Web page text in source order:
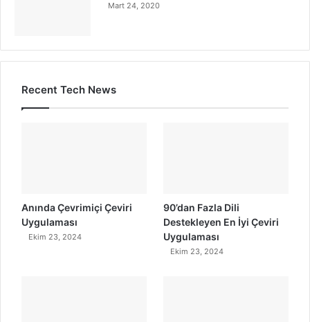
Mart 24, 2020
Recent Tech News
Anında Çevrimiçi Çeviri
Uygulaması
Ekim 23, 2024
90’dan Fazla Dili
Destekleyen En İyi Çeviri
Uygulaması
Ekim 23, 2024